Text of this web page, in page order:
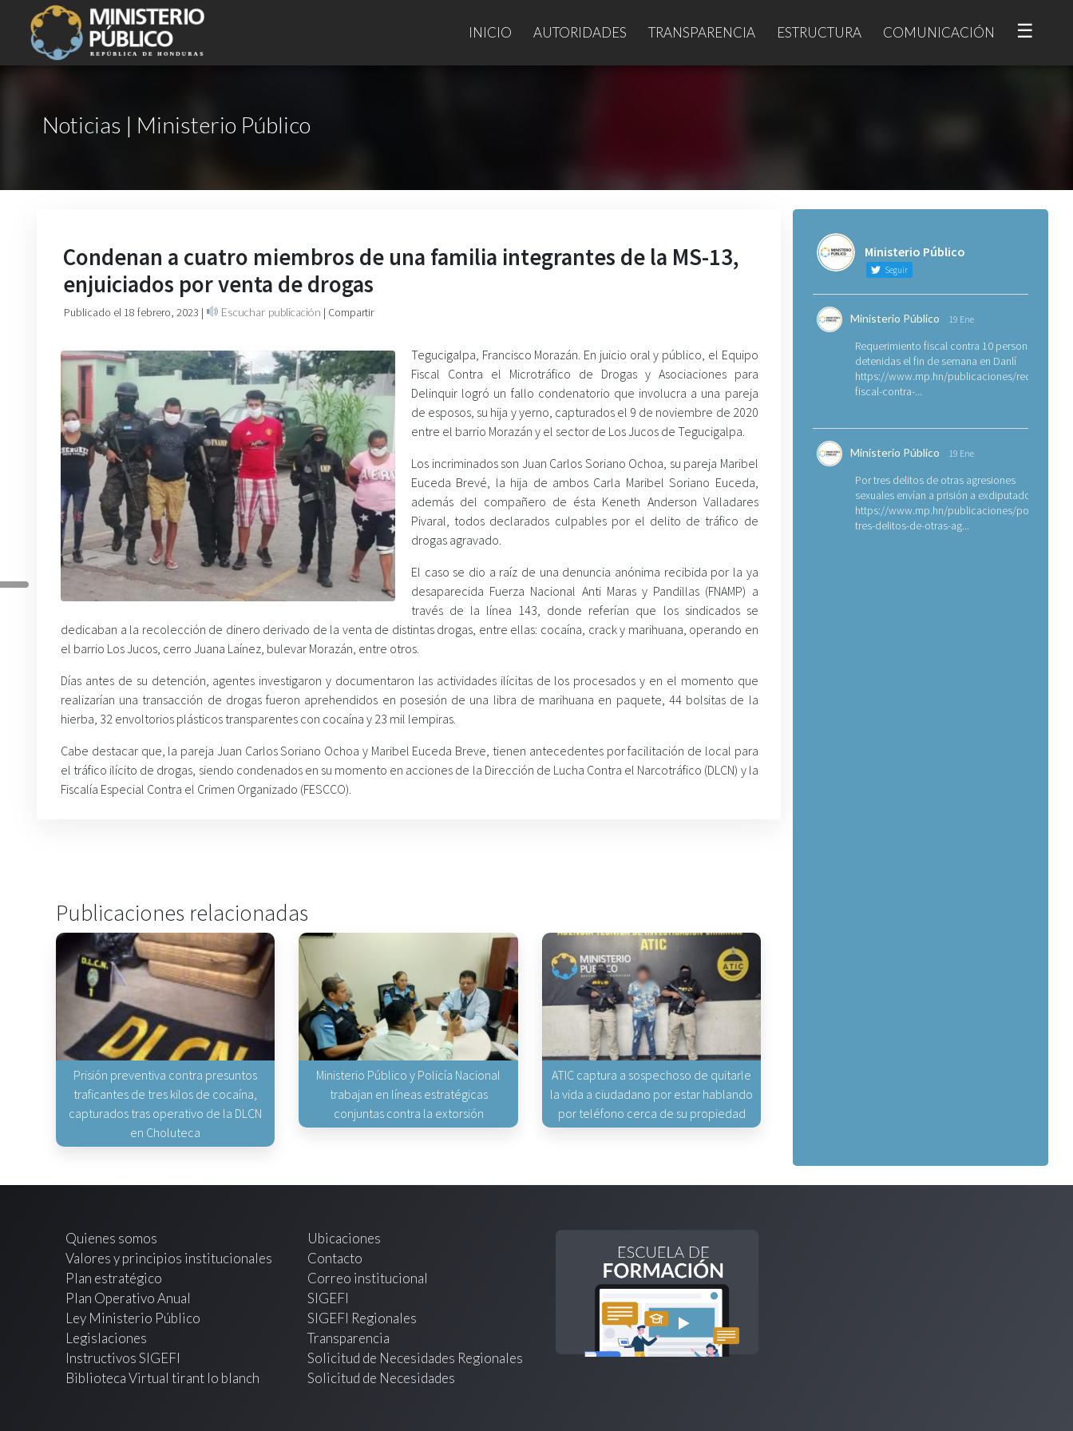
INICIO AUTORIDADES TRANSPARENCIA ESTRUCTURA COMUNICACIÓN ☰
Noticias | Ministerio Público
Condenan a cuatro miembros de una familia integrantes de la MS-13,
enjuiciados por venta de drogas
Publicado el 18 febrero, 2023 | Escuchar publicación | Compartir
Tegucigalpa, Francisco Morazán. En juicio oral y público, el Equipo
Fiscal Contra el Microtráfico de Drogas y Asociaciones para
Delinquir logró un fallo condenatorio que involucra a una pareja
de esposos, su hija y yerno, capturados el 9 de noviembre de 2020
entre el barrio Morazán y el sector de Los Jucos de Tegucigalpa.
Los incriminados son Juan Carlos Soriano Ochoa, su pareja Maribel
Euceda Brevé, la hija de ambos Carla Maribel Soriano Euceda,
además del compañero de ésta Keneth Anderson Valladares
Pivaral, todos declarados culpables por el delito de tráfico de
drogas agravado.
El caso se dio a raíz de una denuncia anónima recibida por la ya
desaparecida Fuerza Nacional Anti Maras y Pandillas (FNAMP) a
través de la línea 143, donde referían que los sindicados se
dedicaban a la recolección de dinero derivado de la venta de distintas drogas, entre ellas: cocaína, crack y marihuana, operando en
el barrio Los Jucos, cerro Juana Laínez, bulevar Morazán, entre otros.
Días antes de su detención, agentes investigaron y documentaron las actividades ilícitas de los procesados y en el momento que
realizarían una transacción de drogas fueron aprehendidos en posesión de una libra de marihuana en paquete, 44 bolsitas de la
hierba, 32 envoltorios plásticos transparentes con cocaína y 23 mil lempiras.
Cabe destacar que, la pareja Juan Carlos Soriano Ochoa y Maribel Euceda Breve, tienen antecedentes por facilitación de local para
el tráfico ilícito de drogas, siendo condenados en su momento en acciones de la Dirección de Lucha Contra el Narcotráfico (DLCN) y la
Fiscalía Especial Contra el Crimen Organizado (FESCCO).
Publicaciones relacionadas
Prisión preventiva contra presuntos
traficantes de tres kilos de cocaína,
capturados tras operativo de la DLCN
en Choluteca
Ministerio Público y Policía Nacional
trabajan en líneas estratégicas
conjuntas contra la extorsión
ATIC captura a sospechoso de quitarle
la vida a ciudadano por estar hablando
por teléfono cerca de su propiedad
Ministerio Público
Seguir
Ministerio Público 19 Ene
Requerimiento fiscal contra 10 personas
detenidas el fin de semana en Danlí
https://www.mp.hn/publicaciones/
fiscal-contra-...
Ministerio Público 19 Ene
Por tres delitos de otras agresiones
sexuales envían a prisión a exdiputado
https://www.mp.hn/publicaciones/por-
tres-delitos-de-otras-ag...
Quienes somos
Valores y principios institucionales
Plan estratégico
Plan Operativo Anual
Ley Ministerio Público
Legislaciones
Instructivos SIGEFI
Biblioteca Virtual tirant lo blanch
Ubicaciones
Contacto
Correo institucional
SIGEFI
SIGEFI Regionales
Transparencia
Solicitud de Necesidades Regionales
Solicitud de Necesidades